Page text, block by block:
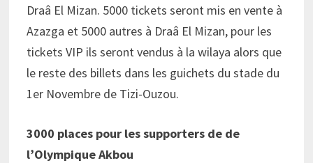
Draâ El Mizan. 5000 tickets seront mis en vente à
Azazga et 5000 autres à Draâ El Mizan, pour les
tickets VIP ils seront vendus à la wilaya alors que
le reste des billets dans les guichets du stade du
1er Novembre de Tizi-Ouzou.
3000 places pour les supporters de de
l’Olympique Akbou